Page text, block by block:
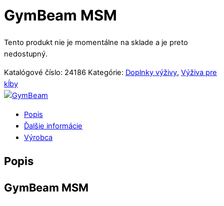
GymBeam MSM
Tento produkt nie je momentálne na sklade a je preto
nedostupný.
Katalógové číslo: 24186 Kategórie: Doplnky výživy, Výživa pre
kĺby
Popis
Ďalšie informácie
Výrobca
Popis
GymBeam MSM